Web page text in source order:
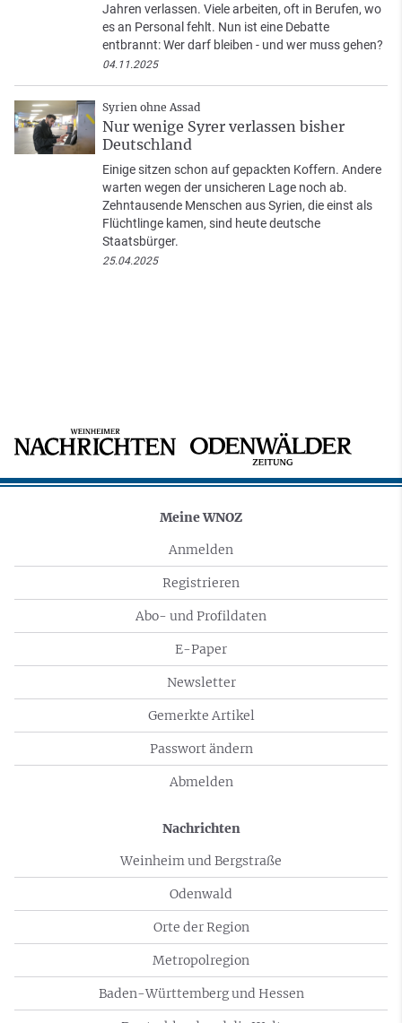
Jahren verlassen. Viele arbeiten, oft in Berufen, wo
es an Personal fehlt. Nun ist eine Debatte
entbrannt: Wer darf bleiben - und wer muss gehen?
04.11.2025
Syrien ohne Assad
Nur wenige Syrer verlassen bisher
Deutschland
Einige sitzen schon auf gepackten Koffern. Andere
warten wegen der unsicheren Lage noch ab.
Zehntausende Menschen aus Syrien, die einst als
Flüchtlinge kamen, sind heute deutsche
Staatsbürger.
25.04.2025
Meine WNOZ
Anmelden
Registrieren
Abo- und Profildaten
E-Paper
Newsletter
Gemerkte Artikel
Passwort ändern
Abmelden
Nachrichten
Weinheim und Bergstraße
Odenwald
Orte der Region
Metropolregion
Baden-Württemberg und Hessen